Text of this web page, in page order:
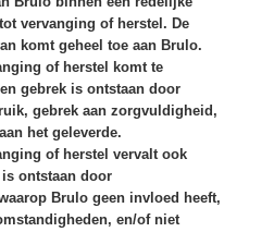
vervanging of herstel. De
komt geheel toe aan Brulo.
of herstel komt te
gebrek is ontstaan door
gebrek aan zorgvuldigheid,
het geleverde.
of herstel vervalt ook
ontstaan door
Brulo geen invloed heeft,
en/of niet